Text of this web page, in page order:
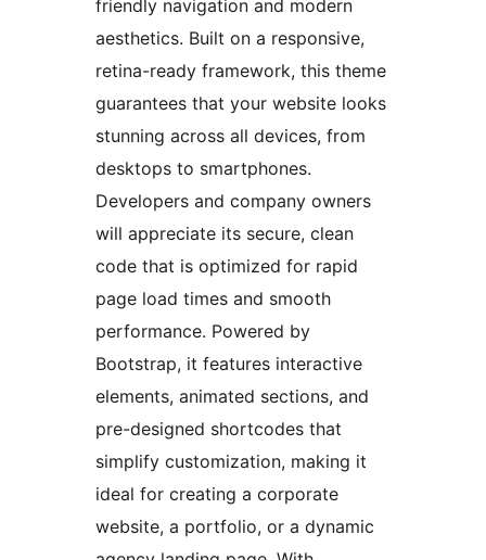
friendly navigation and modern
aesthetics. Built on a responsive,
retina-ready framework, this theme
guarantees that your website looks
stunning across all devices, from
desktops to smartphones.
Developers and company owners
will appreciate its secure, clean
code that is optimized for rapid
page load times and smooth
performance. Powered by
Bootstrap, it features interactive
elements, animated sections, and
pre-designed shortcodes that
simplify customization, making it
ideal for creating a corporate
website, a portfolio, or a dynamic